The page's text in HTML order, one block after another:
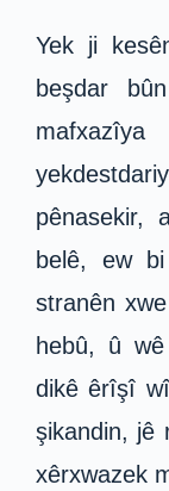
Yek ji
beşdar
pênasekir,
belê, ew
stranên
hebû, û
dikê êrîşî
şikandin, jê
xêrxwazek